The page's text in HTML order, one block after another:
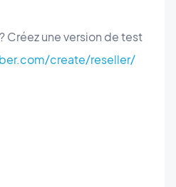
Créez une version de test
create/reseller/